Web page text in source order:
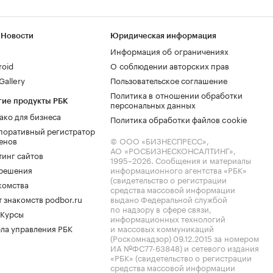
продукты РБК
для бизнеса
регистратор
сайтов
знакомств podbor.ru
управления РБК
Юридическая информация
Информация об ограничениях
О соблюдении авторских прав
Пользовательское соглашение
Политика в отношении обработки
персональных данных
Политика обработки файлов cookie
© ООО «БИЗНЕСПРЕСС»,
АО «РОСБИЗНЕСКОНСАЛТИНГ»,
1995–2026. Сообщения и материалы
информационного агентства «РБК»
(свидетельство о регистрации
средства массовой информации
выдано Федеральной службой
по надзору в сфере связи,
информационных технологий
и массовых коммуникаций
(Роскомнадзор) 09.12.2015 за номером
ИА №ФС77-63848) и сетевого издания
«РБК» (свидетельство о регистрации
средства массовой информации